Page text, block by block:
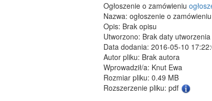
Ogłoszenie o zamówieniu
Nazwa: ogłoszenie o
Opis: Brak opisu
Utworzono: Brak daty utworzenia
Data dodania: 2016-05-10
Autor pliku: Brak autora
Wprowadził/a: Knut Ewa
Rozmiar pliku: 0.49 MB
Rozszerzenie pliku: pdf